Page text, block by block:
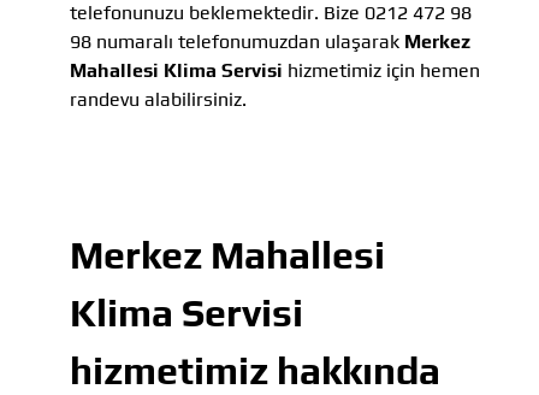
telefonunuzu beklemektedir. Bize 0212 472 98
98 numaralı telefonumuzdan ulaşarak Merkez
Mahallesi Klima Servisi hizmetimiz için hemen
randevu alabilirsiniz.
Merkez Mahallesi
Klima Servisi
hizmetimiz hakkında